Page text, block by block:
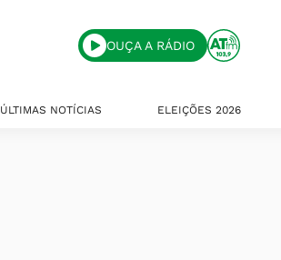
OUÇA A RÁDIO
ÚLTIMAS NOTÍCIAS ELEIÇÕES 2026